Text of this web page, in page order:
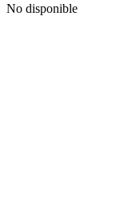
No disponible